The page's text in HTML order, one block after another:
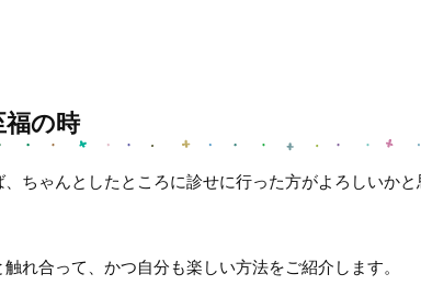
の時
ちゃんとしたところに診せに行った方がよろしいかと
触れ合って、かつ自分も楽しい方法をご紹介します。